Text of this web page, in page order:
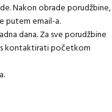
Nakon obrade porudžbine,
putem email-a.
dana. Za sve porudžbine
kontaktirati početkom